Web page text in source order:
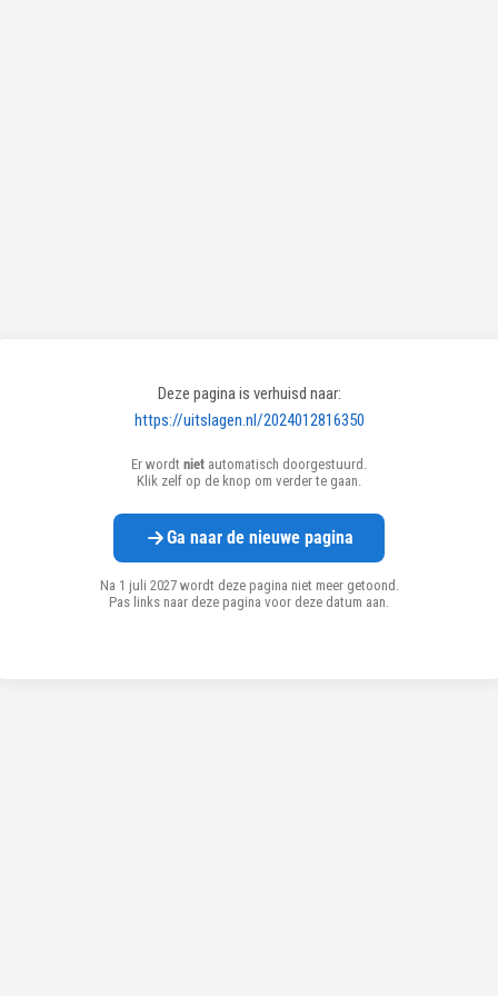
Deze pagina is verhuisd naar:
https://uitslagen.nl/2024012816350
Er wordt niet automatisch doorgestuurd.
Klik zelf op de knop om verder te gaan.
Ga naar de nieuwe pagina
Na 1 juli 2027 wordt deze pagina niet meer getoond.
Pas links naar deze pagina voor deze datum aan.